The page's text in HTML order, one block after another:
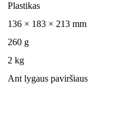
Plastikas
136 × 183 × 213 mm
260 g
2 kg
Ant lygaus paviršiaus